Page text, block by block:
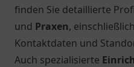
finden Sie detaillierte
und Praxen,
Kontaktdaten und
Auch spezialisierte